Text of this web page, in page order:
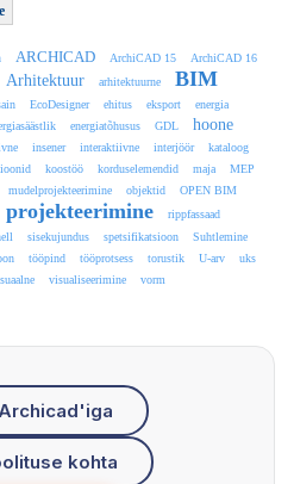
ARCHICAD ArchiCAD 15
ArchiCAD 16
Arhitektuur arhitektuurne BIM
EcoDesigner ehitus eksport
energia
energiatõhusus GDL hoone
insener interaktiivne interjöör
kataloog
koostöö korduselemendid maja
MEP
mudelprojekteerimine objektid
OPEN BIM
projekteerimine
rippfassaad
sisekujundus spetsifikatsioon
Suhtlemine
tööpind tööprotsess torustik U-arv
uks
visualiseerimine vorm
kohta